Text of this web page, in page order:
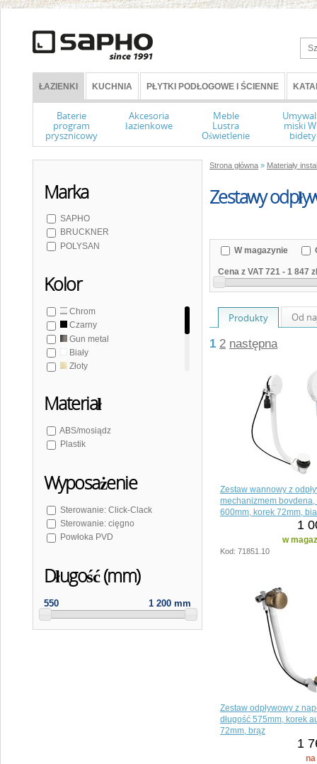
ŁAZIENKI KUCHNIA PŁYTKI PODŁOGOWE I ŚCIENNE
Baterie
program
prysznicowy
Akcesoria
łazienkowe
Meble
Lustra
Oświetlenie
miski
bidety
Strona główna » Materiały
Zestawy
Marka
SAPHO
BRUCKNER
POLYSAN
Kolor
Chrom
Czarny
Gun metal
Biały
Złoty
Brąz
Materiał
ABS/mosiądz
Plastik
Wyposażenie
Sterowanie: Click-Clack
Sterowanie: cięgno
Powłoka PVD
Długość (mm)
550 1 200 mm
W magazynie
Cena z VAT 721 - 1 847 zł
Produkty Od
1 2 następna
Zestaw wannowy z
mechanizmem bovdena,
600mm, korek 72mm,
1
w
Kod: 71851.10
Zestaw odpływowy z
długość 575mm, korek
72mm, brąz
1